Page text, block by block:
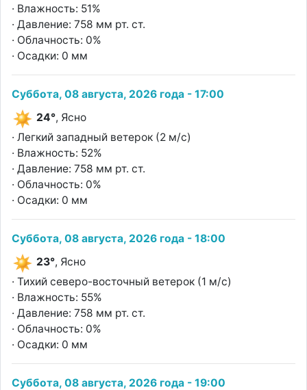
· Влажность: 51%
· Давление: 758 мм рт. ст.
· Облачность: 0%
· Осадки: 0 мм
Суббота, 08 августа, 2026 года - 17:00
24°, Ясно
· Легкий западный ветерок (2 м/с)
· Влажность: 52%
· Давление: 758 мм рт. ст.
· Облачность: 0%
· Осадки: 0 мм
Суббота, 08 августа, 2026 года - 18:00
23°, Ясно
· Тихий северо-восточный ветерок (1 м/с)
· Влажность: 55%
· Давление: 758 мм рт. ст.
· Облачность: 0%
· Осадки: 0 мм
Суббота, 08 августа, 2026 года - 19:00